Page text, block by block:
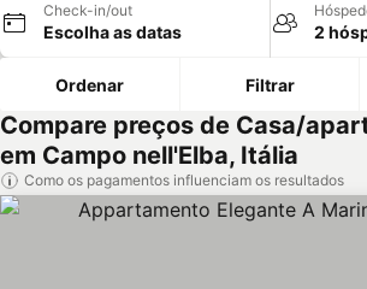
Check-in/out
Escolha as datas 2
Ordenar Filtrar
Compare preços de Casa/
em Campo nell'Elba, Itália
Como os pagamentos influenciam os resultados